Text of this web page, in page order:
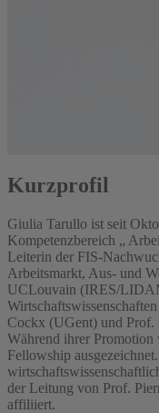
Kurzprofil
Giulia Tarullo ist seit
Kompetenzbereich „
Leiterin der FIS-
Arbeitsmarkt, Aus- und
UCLouvain (IRES/
Cockx (UGent) und
Während ihrer
Fellowship
der Leitung von Prof.
affiliiert.